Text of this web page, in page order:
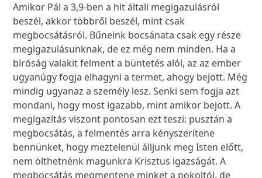
Amikor Pál a 3,9-ben a hit általi megigazulásról
beszél, akkor többről beszél, mint csak
megbocsátásról. Bűneink bocsánata csak egy része
megigazulásunknak, de ez még nem minden. Ha a
bíróság valakit felment a büntetés alól, az az ember
ugyanúgy fogja elhagyni a termet, ahogy bejött. Még
mindig ugyanaz a személy lesz. Senki sem fogja azt
mondani, hogy most igazabb, mint amikor bejött. A
megigazítás viszont pontosan ezt teszi: pusztán a
megbocsátás, a felmentés arra kényszerítene
bennünket, hogy meztelenül álljunk meg Isten előtt,
nem ölthetnénk magunkra Krisztus igazságát. A
megbocsátás megmentene minket a pokoltól, de